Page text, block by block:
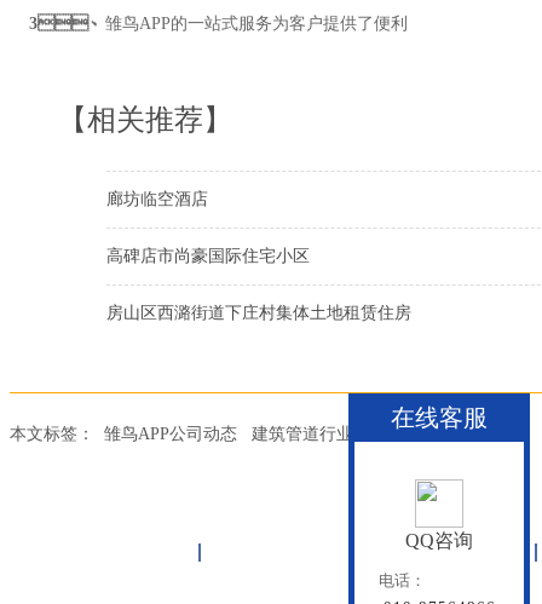
3、 雏鸟APP的一站式服务为客户提供了便利
【相关推荐】
廊坊临空酒店
高碑店市尚豪国际住宅小区
房山区西潞街道下庄村集体土地租赁住房
本文标签： 雏鸟APP公司动态 建筑管道行业动态 建筑管道知识
联塑管道
在线客服
QQ咨询
电话：